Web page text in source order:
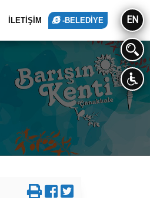
İLETİŞİM -BELEDİYE EN